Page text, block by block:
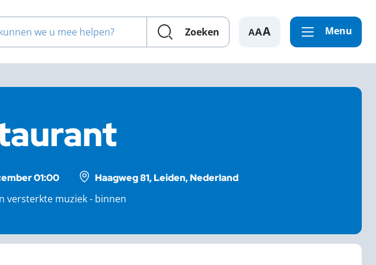
we u mee helpen?
Zoeken A Menu
01:00
Haagweg 81, Leiden, Nederland
versterkte muziek - binnen